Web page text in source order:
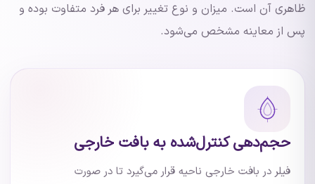
ظاهری آن است. میزان و نوع تغییر برای هر فرد متفاوت بوده و
پس از معاینه مشخص می‌شود.
حجم‌دهی کنترل‌شده به بافت خارجی
فیلر در بافت خارجی ناحیه قرار می‌گیرد تا در صورت